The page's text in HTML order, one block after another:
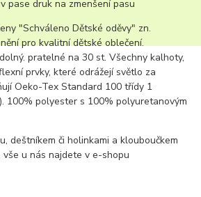
pase druk na zmenšení pasu
"Schváleno Dětské oděvy" zn.
pro kvalitní dětské oblečení.
pratelné na 30 st. Všechny kalhoty,
prvky, které odrážejí světlo za
Oeko-Tex Standard 100 třídy 1
100% polyester s 100% polyuretanovým
deštníkem či holinkami a klouboučkem
vše u nás najdete v e-shopu